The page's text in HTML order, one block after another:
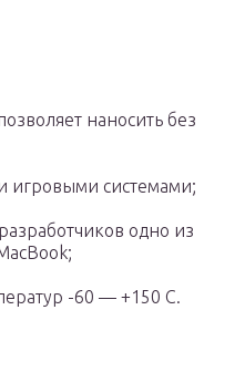
наносить без
игровыми системами;
одно из
-60 — +150 C.